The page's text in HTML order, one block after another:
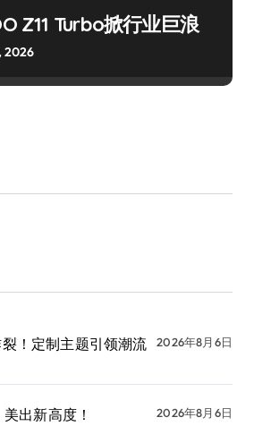
Z11 Turbo掀行业巨浪
2026
！定制主题引领潮流
2026年8月6日
出新高度！ 2026年8月6日